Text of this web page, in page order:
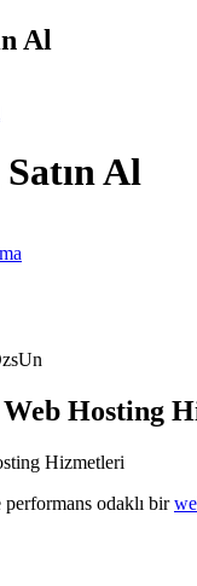
Al
Al
Hosting
odaklı bir